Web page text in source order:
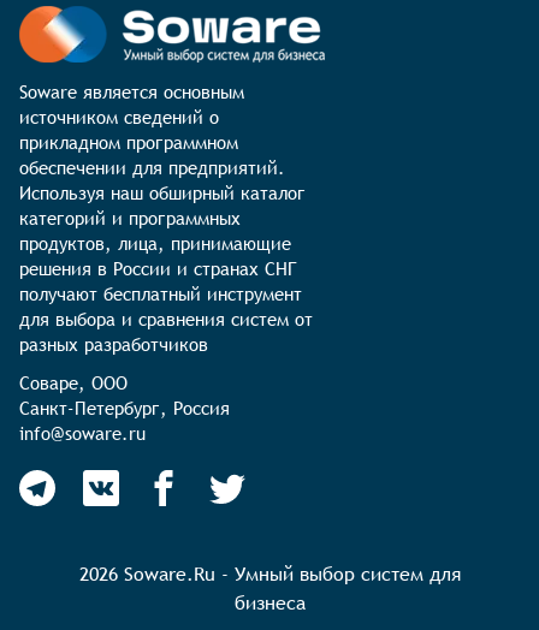
Soware является основным
источником сведений о
прикладном программном
обеспечении для предприятий.
Используя наш обширный каталог
категорий и программных
продуктов, лица, принимающие
решения в России и странах СНГ
получают бесплатный инструмент
для выбора и сравнения систем от
разных разработчиков
Соваре, ООО
Санкт-Петербург, Россия
info@soware.ru
2026 Soware.Ru - Умный выбор систем для
бизнеса